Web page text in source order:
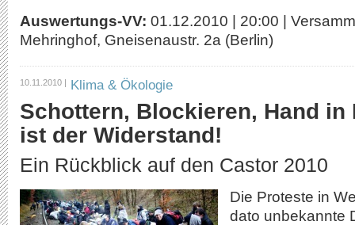
Auswertungs-VV: 01.12.2010 | 20:00 |
Mehringhof, Gneisenaustr. 2a (Berlin)
10.11.2010 | Klima & Ökologie
Schottern, Blockieren, Hand in
ist der Widerstand!
Ein Rückblick auf den Castor 2010
Die Proteste in
dato unbekannte